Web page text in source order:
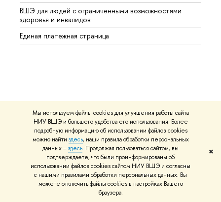
Мы используем файлы cookies для улучшения работы сайта
НИУ ВШЭ и большего удобства его использования. Более
подробную информацию об использовании файлов cookies
можно найти здесь, наши правила обработки персональных
данных –здесь. Продолжая пользоваться сайтом, вы
подтверждаете, что были проинформированы об
использовании файлов cookies сайтом НИУ ВШЭ и согласны
с нашими правилами обработки персональных данных. Вы
можете отключить файлы cookies в настройках Вашего
браузера.
✖
ВШЭ для людей с ограниченными возможностями
здоровья и инвалидов
Единая платежная страница
http://www.minobrnauki.gov.ru/
Министерство науки и высшего образования РФ
https://edu.gov.ru/
Министерство просвещения РФ
https://elearning.hse.ru/mooc
Массовые открытые онлайн-курсы